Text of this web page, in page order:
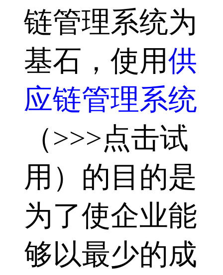
链管理系统为
基石，使用供
应链管理系统
（>>>点击试
用）的目的是
为了使企业能
够以最少的成